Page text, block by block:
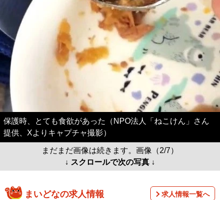
保護時、とても食欲があった（NPO法人「ねこけん」さん
提供、Xよりキャプチャ撮影）
まだまだ画像は続きます。画像（2/7）
↓ スクロールで次の写真 ↓
まいどなの求人情報 求人情報一覧へ